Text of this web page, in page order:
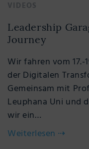
VIDEOS
Leadership
Journey
Wir fahren vom 17.-
der Digitalen
Gemeinsam mit
Leuphana Uni und
wir ein…
Weiterlesen ⇢